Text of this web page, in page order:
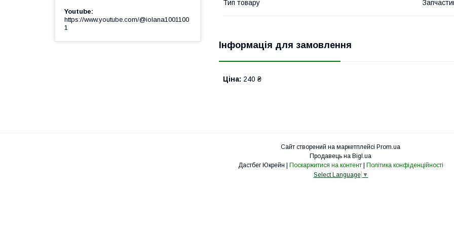
Тип товару
Інформація для замовлення
Ціна: 240 ₴
Youtube
https://www.youtube.com/@iolana1001100
1
Сайт створений на маркетплейсі Prom.ua
Продавець на Bigl.ua
Дастбег Юкрейн | Поскаржитися на контент | Політика конфіденційності
Select Language ▼